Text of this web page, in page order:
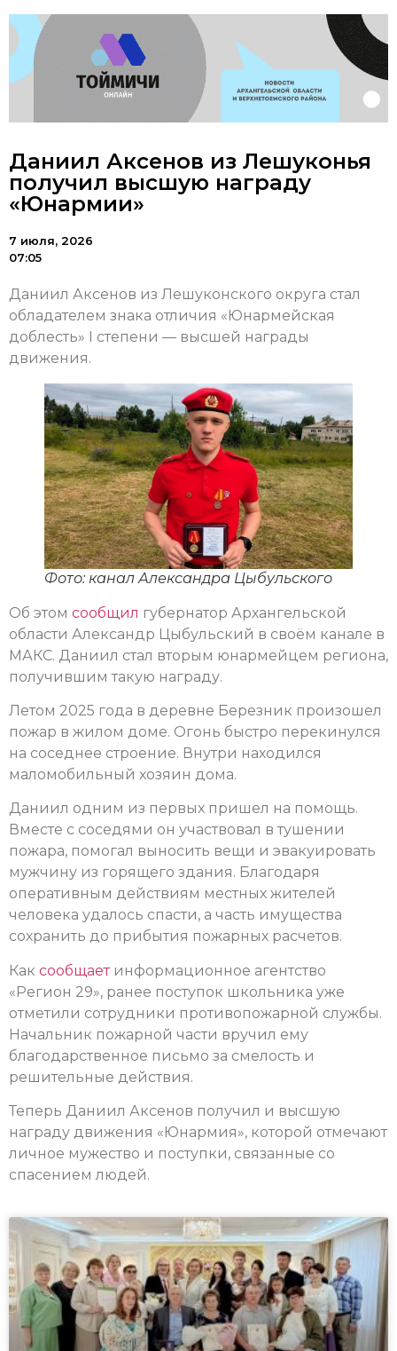
Даниил Аксенов из Лешуконья
получил высшую награду
«Юнармии»
7 июля, 2026
07:05
Даниил Аксенов из Лешуконского округа стал
обладателем знака отличия «Юнармейская
доблесть» I степени — высшей награды
движения.
Фото: канал Александра Цыбульского
Об этом сообщил губернатор Архангельской
области Александр Цыбульский в своём канале в
МАКС. Даниил стал вторым юнармейцем региона,
получившим такую награду.
Летом 2025 года в деревне Березник произошел
пожар в жилом доме. Огонь быстро перекинулся
на соседнее строение. Внутри находился
маломобильный хозяин дома.
Даниил одним из первых пришел на помощь.
Вместе с соседями он участвовал в тушении
пожара, помогал выносить вещи и эвакуировать
мужчину из горящего здания. Благодаря
оперативным действиям местных жителей
человека удалось спасти, а часть имущества
сохранить до прибытия пожарных расчетов.
Как сообщаетинформационное агентство
«Регион 29», ранее поступок школьника уже
отметили сотрудники противопожарной службы.
Начальник пожарной части вручил ему
благодарственное письмо за смелость и
решительные действия.
Теперь Даниил Аксенов получил и высшую
награду движения «Юнармия», которой отмечают
личное мужество и поступки, связанные со
спасением людей.